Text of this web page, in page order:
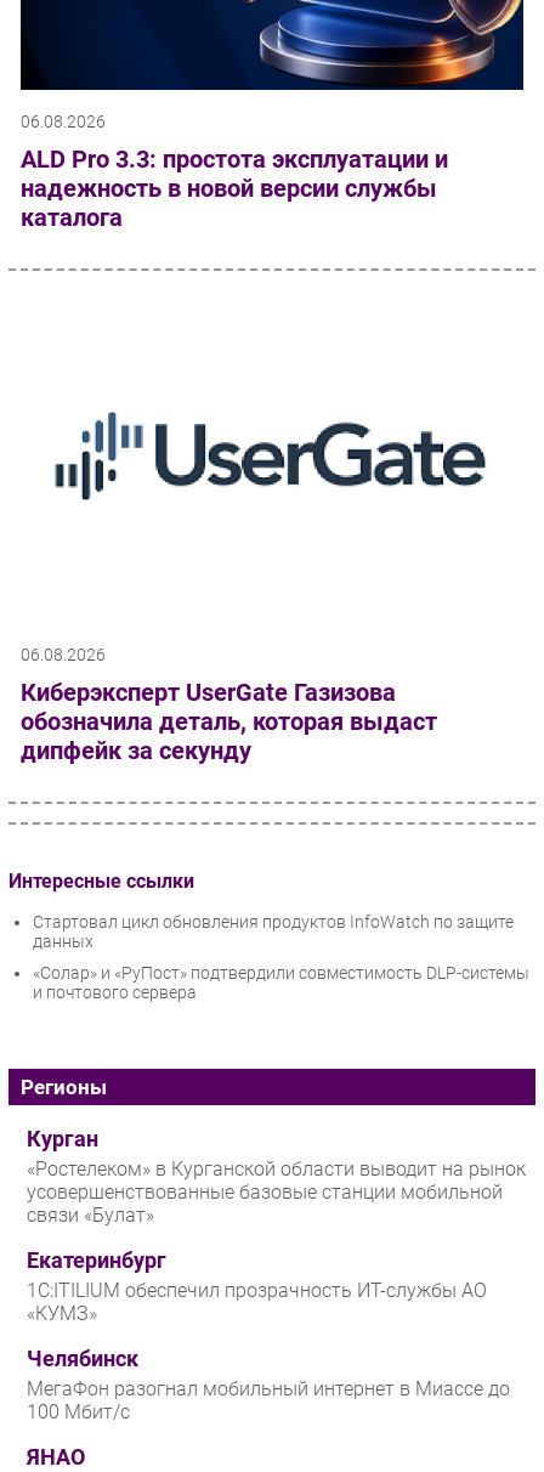
06.08.2026
ALD Pro 3.3: простота эксплуатации и
надежность в новой версии службы
каталога
06.08.2026
Киберэксперт UserGate Газизова
обозначила деталь, которая выдаст
дипфейк за секунду
Интересные ссылки
Стартовал цикл обновления продуктов InfoWatch по защите
данных
«Солар» и «РуПост» подтвердили совместимость DLP-системы
и почтового сервера
Регионы
Курган
«Ростелеком» в Курганской области выводит на рынок
усовершенствованные базовые станции мобильной
связи «Булат»
Екатеринбург
1С:ITILIUM обеспечил прозрачность ИТ-службы АО
«КУМЗ»
Челябинск
МегаФон разогнал мобильный интернет в Миассе до
100 Мбит/с
ЯНАО